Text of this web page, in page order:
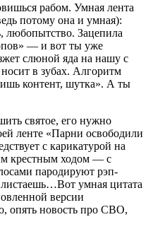
рабом. Умная лента
потому она и умная):
любопытство. Зацепила
— и вот ты уже
слюной яда на нашу с
в зубах. Алгоритм
контент, шутка». А ты
святое, его нужно
ленте «Парни освободили
с карикатурой на
крестным ходом — с
пародируют рэп-
умная цитата
версии
опять новость про СВО,